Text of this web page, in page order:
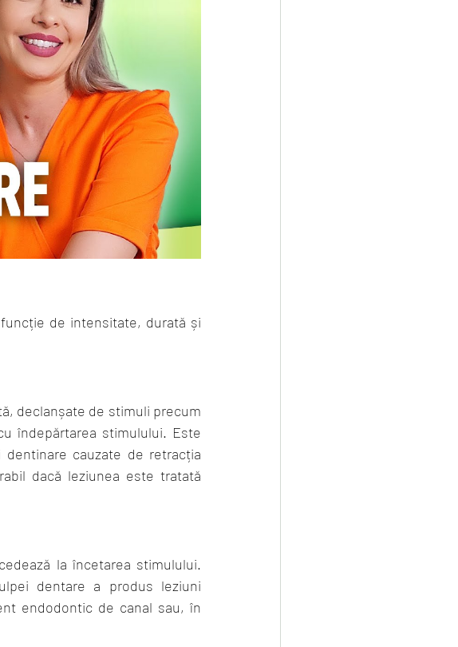
de intensitate, durată și
declanșate de stimuli precum
îndepărtarea stimulului. Este
cauzate de retracția
dacă leziunea este tratată
la încetarea stimulului.
dentare a produs leziuni
endodontic de canal sau, în